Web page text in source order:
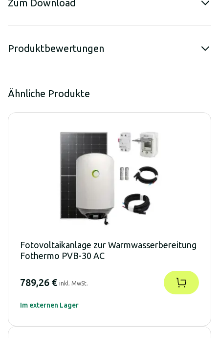
Zum Download
Produktbewertungen
Ähnliche Produkte
Fotovoltaikanlage zur Warmwasserbereitung
Fothermo PVB-30 AC
789,26 € inkl. MwSt.
Im externen Lager